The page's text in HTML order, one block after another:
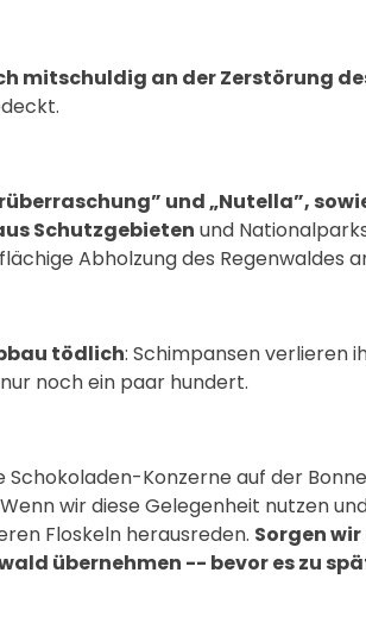
mitschuldig an der Zerstörung
und „Nutella”,
Schutzgebieten und
Abholzung des Regenwaldes
tödlich: Schimpansen verlieren
noch ein paar hundert.
Schokoladen-Konzerne auf der
wir diese Gelegenheit nutzen
Floskeln herausreden. Sorgen
übernehmen -- bevor es zu